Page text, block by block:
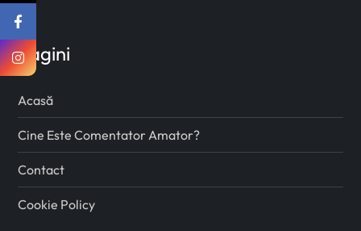
Pagini
Acasă
Cine Este Comentator Amator?
Contact
Cookie Policy